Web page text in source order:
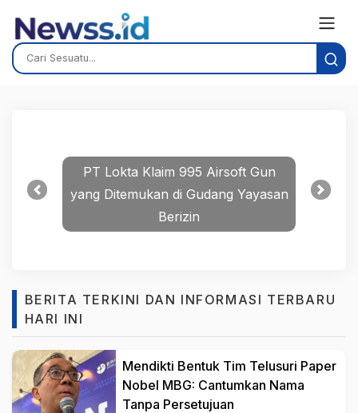
PT Lokta Klaim 995 Airsoft Gun
yang Ditemukan di Gudang Yayasan
Berizin
Prev Next
BERITA TERKINI DAN INFORMASI TERBARU
HARI INI
Mendikti Bentuk Tim Telusuri Paper
Nobel MBG: Cantumkan Nama
Tanpa Persetujuan